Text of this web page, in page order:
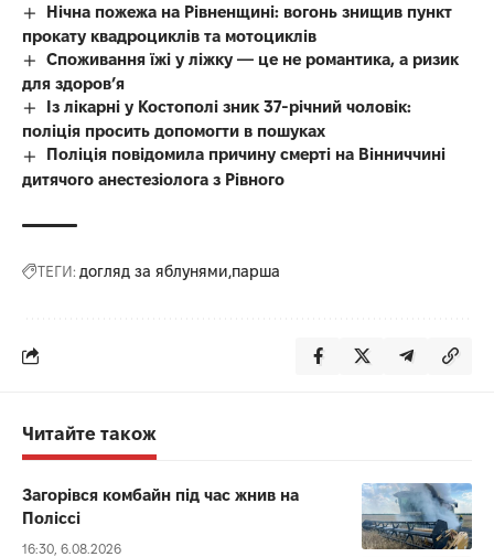
Нічна пожежа на Рівненщині: вогонь знищив пункт
прокату квадроциклів та мотоциклів
Споживання їжі у ліжку — це не романтика, а ризик
для здоров’я
Із лікарні у Костополі зник 37-річний чоловік:
поліція просить допомогти в пошуках
Поліція повідомила причину смерті на Вінниччині
дитячого анестезіолога з Рівного
ТЕГИ: догляд за яблунями парша
Читайте також
Загорівся комбайн під час жнив на
Поліссі
16:30, 6.08.2026